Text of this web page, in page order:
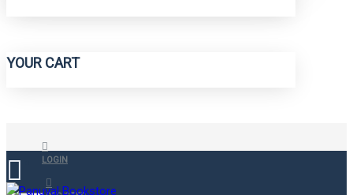
YOUR CART
LOGIN